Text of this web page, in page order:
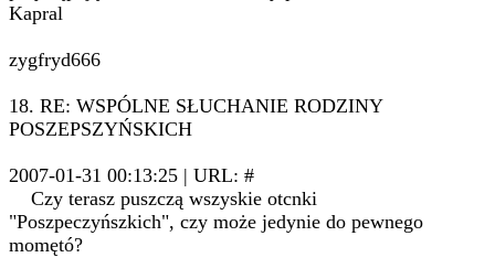
Kapral
zygfryd666
18. RE: WSPÓLNE SŁUCHANIE RODZINY
POSZEPSZYŃSKICH
2007-01-31 00:13:25 | URL: #
Czy terasz puszczą wszyskie otcnki
"Poszpeczyńszkich", czy może jedynie do pewnego
momętó?